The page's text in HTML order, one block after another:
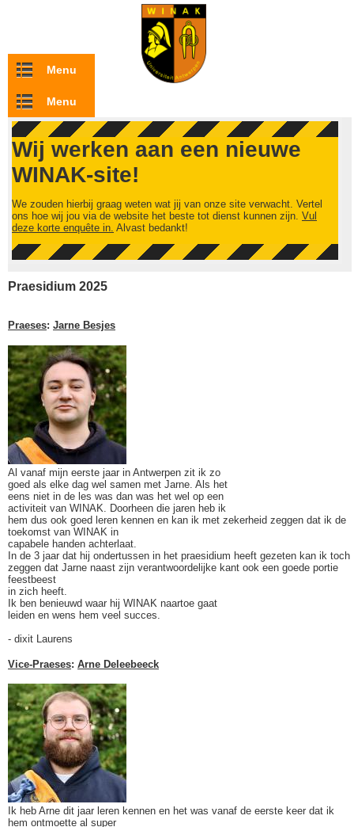
Overslaan en naar de inhoud gaan
Menu
Menu
Wij werken aan een nieuwe
WINAK-site!
We zouden hierbij graag weten wat jij van onze site verwacht. Vertel
ons hoe wij jou via de website het beste tot dienst kunnen zijn. Vul
deze korte enquête in. Alvast bedankt!
Praesidium 2025
Praeses: Jarne Besjes
Al vanaf mijn eerste jaar in Antwerpen zit ik zo
goed als elke dag wel samen met Jarne. Als het
eens niet in de les was dan was het wel op een
activiteit van WINAK. Doorheen die jaren heb ik
hem dus ook goed leren kennen en kan ik met zekerheid zeggen dat ik de
toekomst van WINAK in
capabele handen achterlaat.
In de 3 jaar dat hij ondertussen in het praesidium heeft gezeten kan ik toch
zeggen dat Jarne naast zijn verantwoordelijke kant ook een goede portie
feestbeest
in zich heeft.
Ik ben benieuwd waar hij WINAK naartoe gaat
leiden en wens hem veel succes.
- dixit Laurens
Vice-Praeses: Arne Deleebeeck
Ik heb Arne dit jaar leren kennen en het was vanaf de eerste keer dat ik
hem ontmoette al super